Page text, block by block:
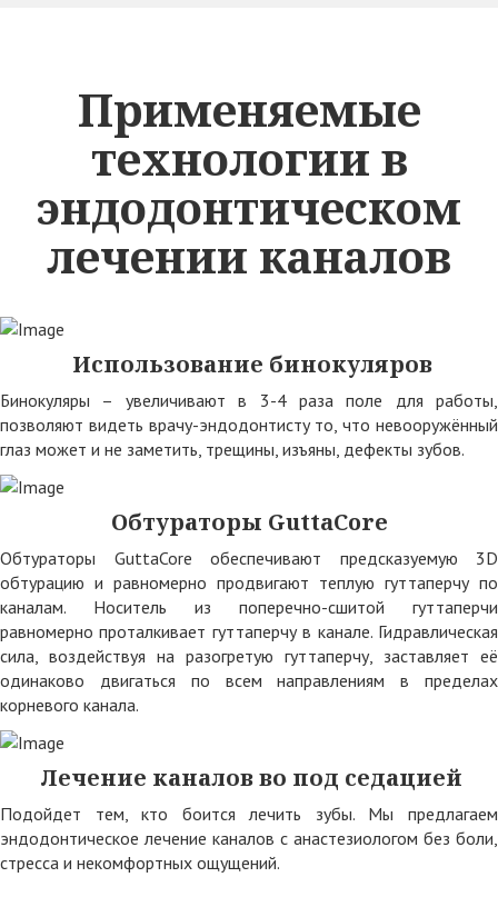
Применяемые
технологии в
эндодонтическом
лечении каналов
Использование бинокуляров
Бинокуляры – увеличивают в 3-4 раза поле для работы,
позволяют видеть врачу-эндодонтисту то, что невооружённый
глаз может и не заметить, трещины, изъяны, дефекты зубов.
Обтураторы GuttaCore
Обтураторы GuttaCore обеспечивают предсказуемую 3D
обтурацию и равномерно продвигают теплую гуттаперчу по
каналам. Носитель из поперечно-сшитой гуттаперчи
равномерно проталкивает гуттаперчу в канале. Гидравлическая
сила, воздействуя на разогретую гуттаперчу, заставляет её
одинаково двигаться по всем направлениям в пределах
корневого канала.
Лечение каналов во под седацией
Подойдет тем, кто боится лечить зубы. Мы предлагаем
эндодонтическое лечение каналов с анастезиологом без боли,
стресса и некомфортных ощущений.